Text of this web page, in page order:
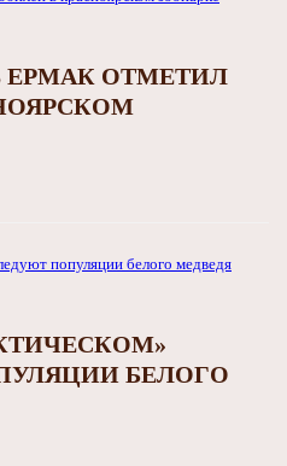
ЕРМАК ОТМЕТИЛ
БЕЛОГО